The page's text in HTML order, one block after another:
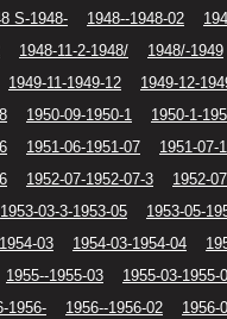
S-1948- 1948--1948-02
1948-11-2-1948/ 1948/-1949
1949-11-1949-12 1949-12-
1950-09-1950-1 1950-1-
1951-06-1951-07 1951-07-
1952-07-1952-07-3 1952-
1953-03-3-1953-05 1953-05-
03 1954-03-1954-04
1955--1955-03 1955-03-1955-
1956- 1956--1956-02 1956-